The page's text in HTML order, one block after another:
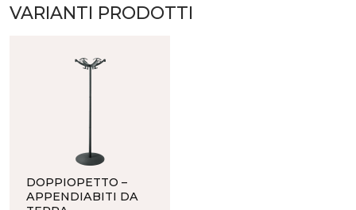
terra
portaombrelli
VARIANTI PRODOTTI
DOPPIOPETTO –
APPENDIABITI DA